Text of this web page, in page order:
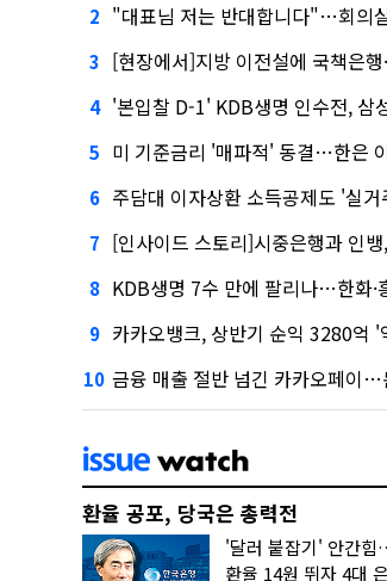
2 "대표님 저는 반대합니다"…회의실에 들어온
3 [현장에서]지방 이전설에 국책은행·농협 '행동파'…금
4 '본입찰 D-1' KDB생명 인수전, 삼성·한투·
5 미 기준금리 '매파적' 동결…한은 이달 금
6 주담대 이자상환 소득공제도 '실거주
7 [인사이드 스토리]시중은행과 인뱅, '비용효율성'
8 KDB생명 7수 만에 팔리나…한화·흥국·
9 카카오뱅크, 상반기 순익 3280억 '역대 최대'…"캐피탈,
10 금융 매출 절반 넘긴 카카오페이…돈 버는 구
환율 공포, 당국은 총력전